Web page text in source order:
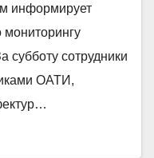
информирует
субботу сотрудники
ОАТИ,